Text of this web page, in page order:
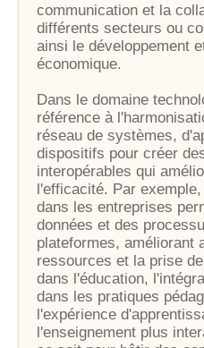
communication et la
différents secteurs ou
ainsi le développement
économique.
Dans le domaine
référence à
réseau de systèmes,
dispositifs pour créer
interopérables qui
l'efficacité. Par
dans les entreprises
données et des
plateformes, améliorant
ressources et la prise
dans l'éducation,
dans les pratiques
l'expérience
l'enseignement plus